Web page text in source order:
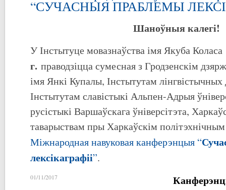
“СУЧАСНЫЯ ПРАБЛЕМЫ
Шаноўныя калегі!
У Інстытуце мовазнаўства імя Якуба Коласа
г. праводзіцца сумесная з Гродзенскім
імя Янкі Купалы, Інстытутам
Інстытутам славістыкі Альпен-Адрыя
русістыкі Варшаўскага ўніверсітэта,
таварыствам пры Харкаўскім
Міжнародная навуковая канферэнцыя “
лексікаграфіі”.
01/11/2017